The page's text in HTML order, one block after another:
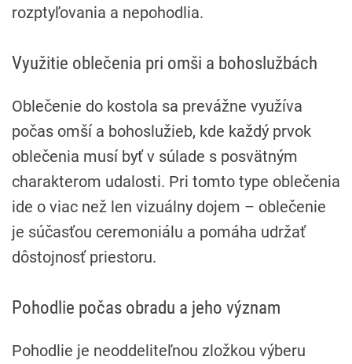
rozptyľovania a nepohodlia.
Využitie oblečenia pri omši a bohoslužbách
Oblečenie do kostola sa prevážne využíva
počas omší a bohoslužieb, kde každý prvok
oblečenia musí byť v súlade s posvätným
charakterom udalosti. Pri tomto type oblečenia
ide o viac než len vizuálny dojem – oblečenie
je súčasťou ceremoniálu a pomáha udržať
dôstojnosť priestoru.
Pohodlie počas obradu a jeho význam
Pohodlie je neoddeliteľnou zložkou výberu